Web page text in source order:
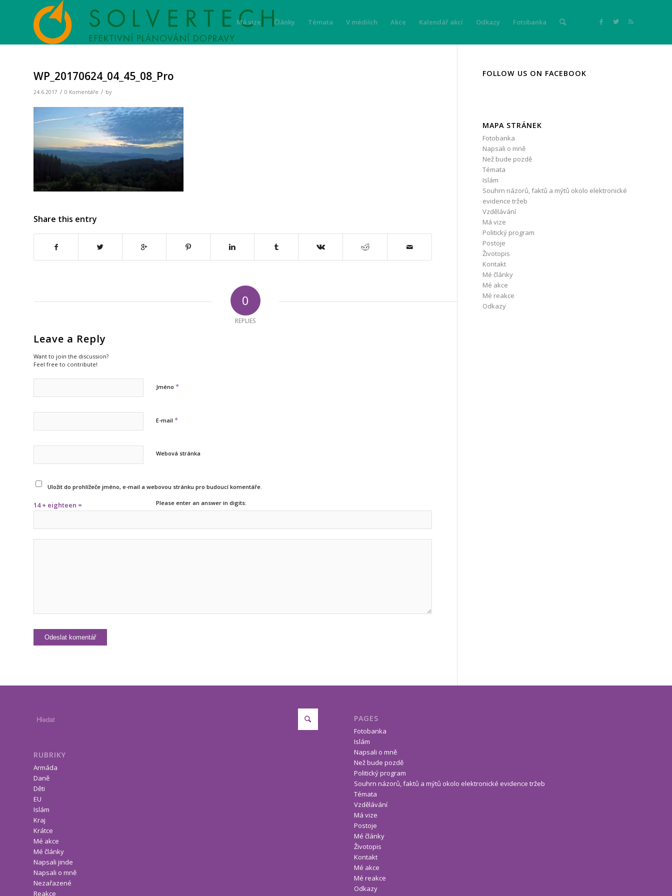
Má vize Články Témata V médiích Akce Kalendář akcí Odkazy Fotobanka
WP_20170624_04_45_08_Pro
24.6.2017 / 0 Komentáře / by
Share this entry
0
REPLIES
Leave a Reply
Want to join the discussion?
Feel free to contribute!
Jméno *
E-mail *
Webová stránka
Uložit do prohlížeče jméno, e-mail a webovou stránku pro budoucí komentáře.
Please enter an answer in digits:
14 + eighteen =
FOLLOW US ON FACEBOOK
MAPA STRÁNEK
Fotobanka
Napsali o mně
Než bude pozdě
Témata
Islám
Souhrn názorů, faktů a mýtů okolo elektronické
evidence tržeb
Vzdělávání
Má vize
Politický program
Postoje
Životopis
Kontakt
Mé články
Mé akce
Mé reakce
Odkazy
RUBRIKY
Armáda
Daně
Děti
EU
Islám
Kraj
Krátce
Mé akce
Mé články
Napsali jinde
Napsali o mně
Nezařazené
Reakce
PAGES
Fotobanka
Islám
Napsali o mně
Než bude pozdě
Politický program
Souhrn názorů, faktů a mýtů okolo elektronické evidence tržeb
Témata
Vzdělávání
Má vize
Postoje
Mé články
Životopis
Kontakt
Mé akce
Mé reakce
Odkazy